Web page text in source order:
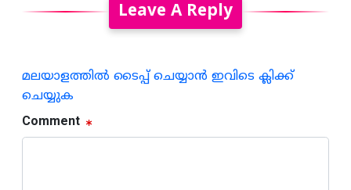
Leave A Reply
മലയാളത്തില്‍ ടൈപ്പ് ചെയ്യാന്‍ ഇവിടെ ക്ലിക്ക്
ചെയ്യുക
Comment